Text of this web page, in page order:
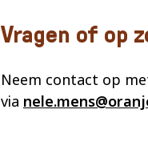
Vragen of op
Neem contact op
via